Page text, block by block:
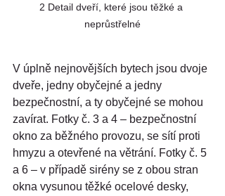
2 Detail dveří, které jsou těžké a
neprůstřelné
V úplně nejnovějších bytech jsou dvoje
dveře, jedny obyčejné a jedny
bezpečnostní, a ty obyčejné se mohou
zavírat. Fotky č. 3 a 4 – bezpečnostní
okno za běžného provozu, se sítí proti
hmyzu a otevřené na větrání. Fotky č. 5
a 6 – v případě sirény se z obou stran
okna vysunou těžké ocelové desky,